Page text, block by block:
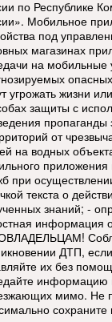
по Республике
Мобильное
под
магазинах
на мобильные
угрожать жизни
защиты с
от
на водных
приложения
при
текста о
знаний; -
информация
ДТП,
их без
информацию
мимо. Не